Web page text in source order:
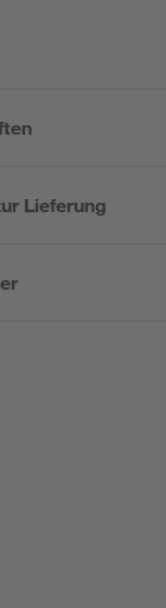
Lieferung